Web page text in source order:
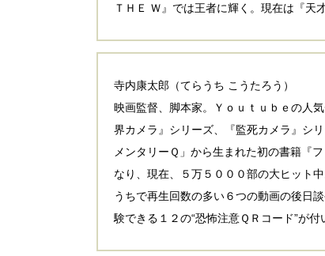
ＴＨＥ Ｗ』では王者に輝く。現在は『天
寺内康太郎（てらうち こうたろう）
映画監督、脚本家。Ｙｏｕｔｕｂｅの人
界カメラ』シリーズ、『監死カメラ』シ
メンタリーＱ」から生まれた初の書籍『
なり、現在、５万５０００部の大ヒット
うちで再生回数の多い６つの動画の後日
験できる１２の“恐怖注意ＱＲコード”が